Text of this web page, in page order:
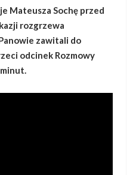
Mateusza Sochę przed
rozgrzewa
zawitali do
odcinek Rozmowy